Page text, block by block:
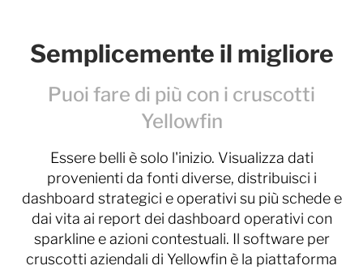
Semplicemente il migliore
Puoi fare di più con i cruscotti
Yellowfin
Essere belli è solo l'inizio. Visualizza dati
provenienti da fonti diverse, distribuisci i
dashboard strategici e operativi su più schede e
dai vita ai report dei dashboard operativi con
sparkline e azioni contestuali. Il software per
cruscotti aziendali di Yellowfin è la piattaforma